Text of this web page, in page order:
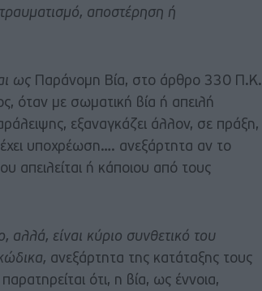
αποστέρηση ή
ως Παράνομη Βία, στο άρθρο 330 Π.Κ.
όταν με σωματική βία ή απειλή
εξαναγκάζει άλλον, σε πράξη,
υποχρέωση…. ανεξάρτητα αν το
απειλείται ή κάποιου από τους
είναι κύριο συνθετικό του
ανεξάρτητα της κατάταξης τους
ότι, η βία, ως έννοια,